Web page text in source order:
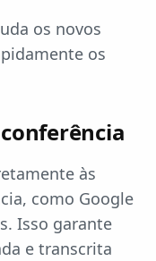
os novos
os
às
como Google
Isso garante
e transcrita